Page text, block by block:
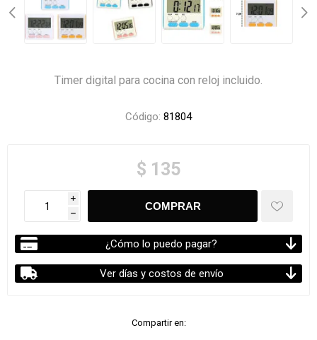
Timer digital para cocina con reloj incluido.
Código: 81804
$ 135
i
h
¿Cómo lo puedo pagar?
Ver días y costos de envío
Compartir en: